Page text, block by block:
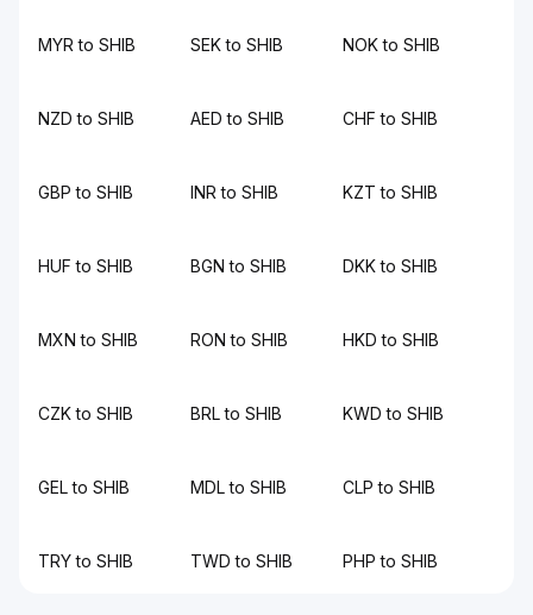
MYR to SHIB SEK to SHIB NOK to SHIB
NZD to SHIB AED to SHIB CHF to SHIB
GBP to SHIB INR to SHIB KZT to SHIB
HUF to SHIB BGN to SHIB DKK to SHIB
MXN to SHIB RON to SHIB HKD to SHIB
CZK to SHIB BRL to SHIB KWD to SHIB
GEL to SHIB MDL to SHIB CLP to SHIB
TRY to SHIB TWD to SHIB PHP to SHIB